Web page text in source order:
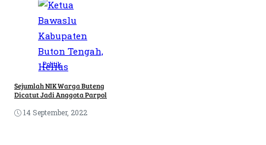
Politik
Sejumlah NIK Warga Buteng
Dicatut Jadi Anggota Parpol
14 September, 2022